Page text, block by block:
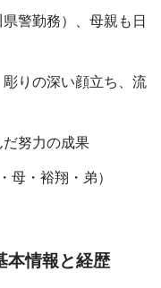
警勤務）、母親も日
りの深い顔立ち、流
努力の成果
母・裕翔・弟）
本情報と経歴